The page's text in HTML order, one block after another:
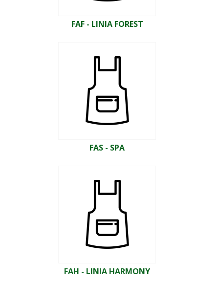
FAF - LINIA FOREST
FAS - SPA
FAH - LINIA HARMONY